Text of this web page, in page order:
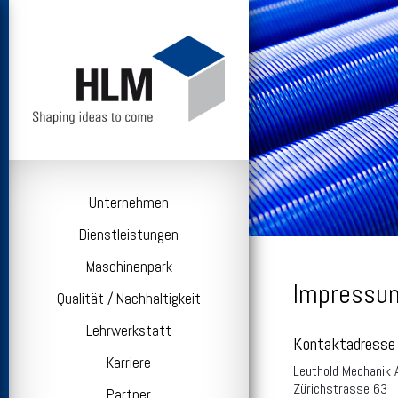
Unternehmen
Dienstleistungen
Maschinenpark
Qualität / Nachhaltigkeit
Lehrwerkstatt
Karriere
Kontaktadresse
Leuthold Mechanik
Zürichstrasse 63